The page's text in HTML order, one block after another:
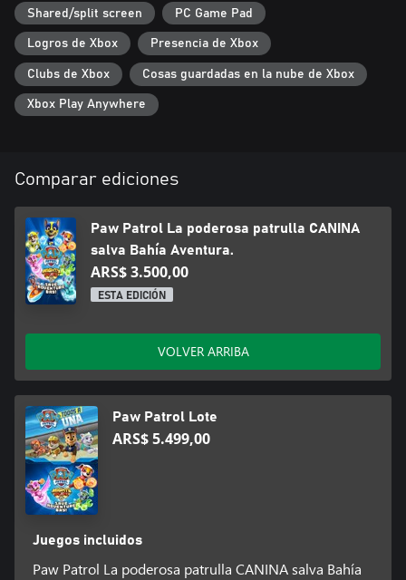
Shared/split screen PC Game Pad
Logros de Xbox Presencia de Xbox
Clubs de Xbox Cosas guardadas en la nube de Xbox
Xbox Play Anywhere
Comparar ediciones
Paw Patrol La poderosa patrulla CANINA
salva Bahía Aventura.
ARS$ 3.500,00
ESTA EDICIÓN
VOLVER ARRIBA
Paw Patrol Lote
ARS$ 5.499,00
Juegos incluidos
Paw Patrol La poderosa patrulla CANINA salva Bahía